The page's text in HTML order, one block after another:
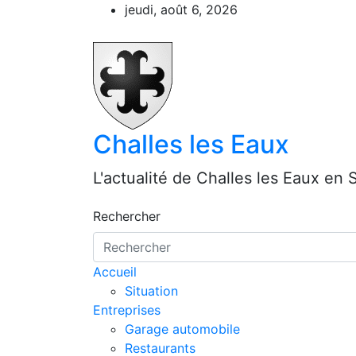
jeudi, août 6, 2026
Challes les Eaux
L'actualité de Challes les Eaux en
Rechercher
Accueil
Situation
Entreprises
Garage automobile
Restaurants